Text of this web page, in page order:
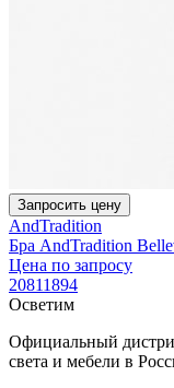
Запросить цену
AndTradition
Бра AndTradition
Цена по запросу
20811894
Осветим
Официальный
света и мебели в